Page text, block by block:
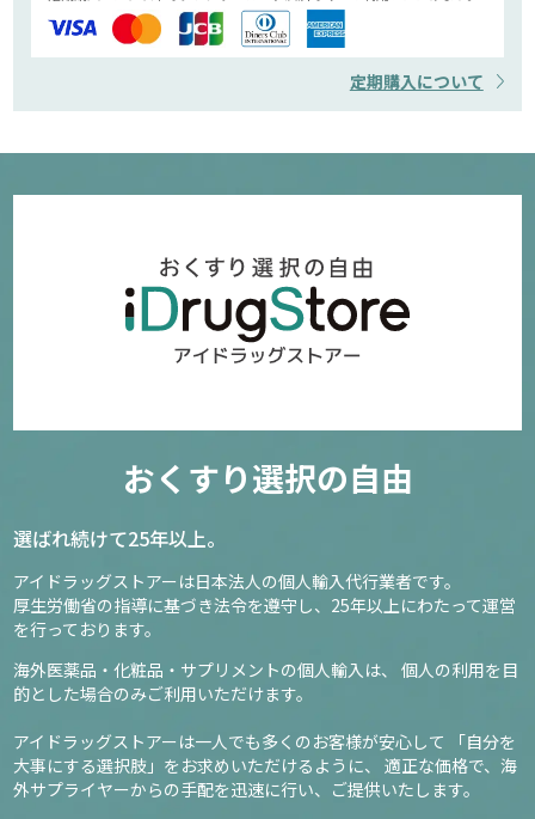
定期購入について
おくすり選択の自由
選ばれ続けて25年以上。
アイドラッグストアーは日本法人の個人輸入代行業者です。
厚生労働省の指導に基づき法令を遵守し、 25年以上にわたって運営
を行っております。
海外医薬品・化粧品・サプリメントの個人輸入は、
個人の利用を目
的とした場合のみご利用いただけます。
アイドラッグストアーは一人でも多くのお客様が安心して
「自分を
大事にする選択肢」をお求めいただけるように、
適正な価格で、海
外サプライヤーからの手配を迅速に行い、ご提供いたします。